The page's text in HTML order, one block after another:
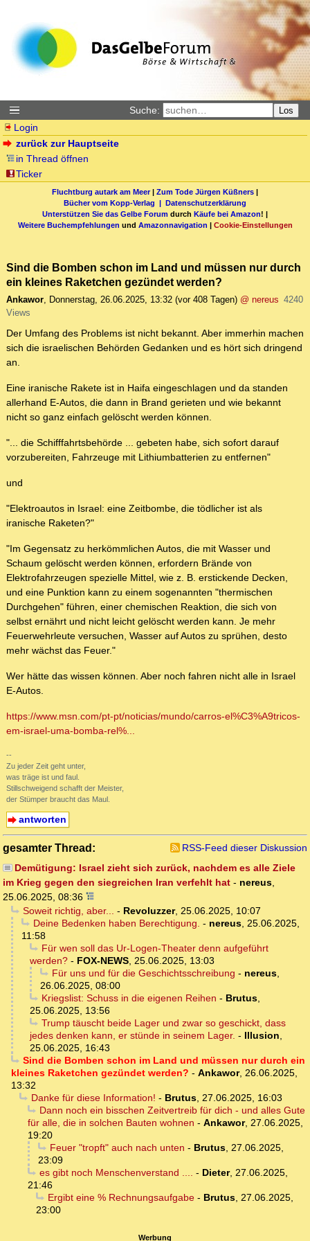
Suche: Los
Login
zurück zur Hauptseite
in Thread öffnen
Ticker
Fluchtburg autark am Meer| Zum Tode Jürgen Küßners |
Bücher vom Kopp-Verlag | Datenschutzerklärung
Unterstützen Sie das Gelbe Forum durch Käufe bei Amazon! |
Weitere Buchempfehlungen und Amazonnavigation | Cookie-Einstellungen
Sind die Bomben schon im Land und müssen nur durch
ein kleines Raketchen gezündet werden?
Ankawor, Donnerstag, 26.06.2025, 13:32 (vor 408 Tagen) @ nereus 4240
Views
Der Umfang des Problems ist nicht bekannt. Aber immerhin machen
sich die israelischen Behörden Gedanken und es hört sich dringend
an.
Eine iranische Rakete ist in Haifa eingeschlagen und da standen
allerhand E-Autos, die dann in Brand gerieten und wie bekannt
nicht so ganz einfach gelöscht werden können.
"... die Schifffahrtsbehörde ... gebeten habe, sich sofort darauf
vorzubereiten, Fahrzeuge mit Lithiumbatterien zu entfernen"
und
"Elektroautos in Israel: eine Zeitbombe, die tödlicher ist als
iranische Raketen?"
"Im Gegensatz zu herkömmlichen Autos, die mit Wasser und
Schaum gelöscht werden können, erfordern Brände von
Elektrofahrzeugen spezielle Mittel, wie z. B. erstickende Decken,
und eine Punktion kann zu einem sogenannten "thermischen
Durchgehen" führen, einer chemischen Reaktion, die sich von
selbst ernährt und nicht leicht gelöscht werden kann. Je mehr
Feuerwehrleute versuchen, Wasser auf Autos zu sprühen, desto
mehr wächst das Feuer."
Wer hätte das wissen können. Aber noch fahren nicht alle in Israel
E-Autos.
https://www.msn.com/pt-pt/noticias/mundo/carros-el%C3%A9tricos-
em-israel-uma-bomba-rel%...
--
Zu jeder Zeit geht unter,
was träge ist und faul.
Stillschweigend schafft der Meister,
der Stümper braucht das Maul.
antworten
gesamter Thread:
RSS-Feed dieser Diskussion
Demütigung: Israel zieht sich zurück, nachdem es alle Ziele
im Krieg gegen den siegreichen Iran verfehlt hat - nereus,
25.06.2025, 08:36
Soweit richtig, aber... - Revoluzzer, 25.06.2025, 10:07
Deine Bedenken haben Berechtigung. - nereus, 25.06.2025,
11:58
Für wen soll das Ur-Logen-Theater denn aufgeführt
werden? - FOX-NEWS, 25.06.2025, 13:03
Für uns und für die Geschichtsschreibung - nereus,
26.06.2025, 08:00
Kriegslist: Schuss in die eigenen Reihen - Brutus,
25.06.2025, 13:56
Trump täuscht beide Lager und zwar so geschickt, dass
jedes denken kann, er stünde in seinem Lager. - Illusion,
25.06.2025, 16:43
Sind die Bomben schon im Land und müssen nur durch ein
kleines Raketchen gezündet werden? - Ankawor, 26.06.2025,
13:32
Danke für diese Information! - Brutus, 27.06.2025, 16:03
Dann noch ein bisschen Zeitvertreib für dich - und alles Gute
für alle, die in solchen Bauten wohnen - Ankawor, 27.06.2025,
19:20
Feuer "tropft" auch nach unten - Brutus, 27.06.2025,
23:09
es gibt noch Menschenverstand .... - Dieter, 27.06.2025,
21:46
Ergibt eine % Rechnungsaufgabe- Brutus, 27.06.2025,
23:00
Werbung